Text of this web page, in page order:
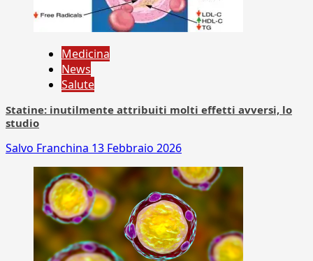
Medicina
News
Salute
Statine: inutilmente attribuiti molti effetti avversi, lo
studio
Salvo Franchina 13 Febbraio 2026